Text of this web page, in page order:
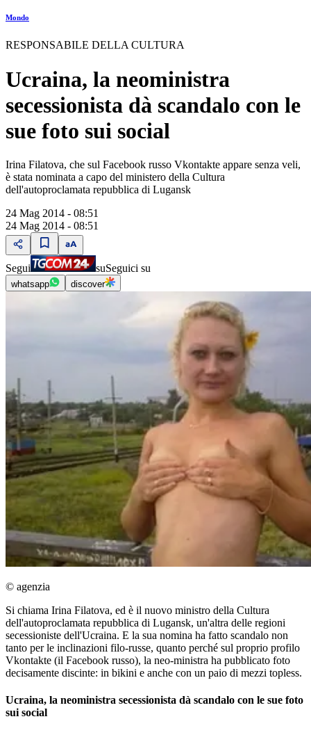
Mondo
RESPONSABILE DELLA CULTURA
Ucraina, la neoministra
secessionista dà scandalo con le
sue foto sui social
Irina Filatova, che sul Facebook russo Vkontakte appare senza veli,
è stata nominata a capo del ministero della Cultura
dell'autoproclamata repubblica di Lugansk
24 Mag 2014 - 08:51
24 Mag 2014 - 08:51
Segui suSeguici su
whatsapp discover
© agenzia
Si chiama Irina Filatova, ed è il nuovo ministro della Cultura
dell'autoproclamata repubblica di Lugansk, un'altra delle regioni
secessioniste dell'Ucraina. E la sua nomina ha fatto scandalo non
tanto per le inclinazioni filo-russe, quanto perché sul proprio profilo
Vkontakte (il Facebook russo), la neo-ministra ha pubblicato foto
decisamente discinte: in bikini e anche con un paio di mezzi topless.
Ucraina, la neoministra secessionista dà scandalo con le sue foto
sui social